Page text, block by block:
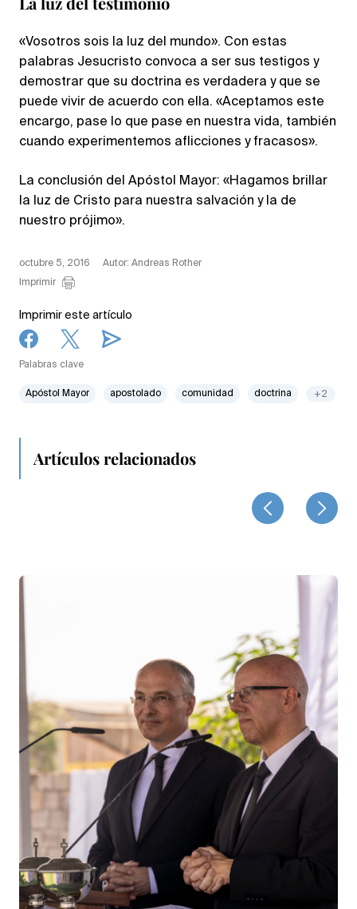
«Vosotros sois la luz del mundo». Con estas
palabras Jesucristo convoca a ser sus testigos y
demostrar que su doctrina es verdadera y que se
puede vivir de acuerdo con ella. «Aceptamos este
encargo, pase lo que pase en nuestra vida, también
cuando experimentemos aflicciones y fracasos».
La conclusión del Apóstol Mayor: «Hagamos brillar
la luz de Cristo para nuestra salvación y la de
nuestro prójimo».
octubre 5, 2016
Autor: Andreas Rother
Imprimir
Imprimir este artículo
Palabras clave
Apóstol Mayor apostolado comunidad doctrina +2
Artículos relacionados